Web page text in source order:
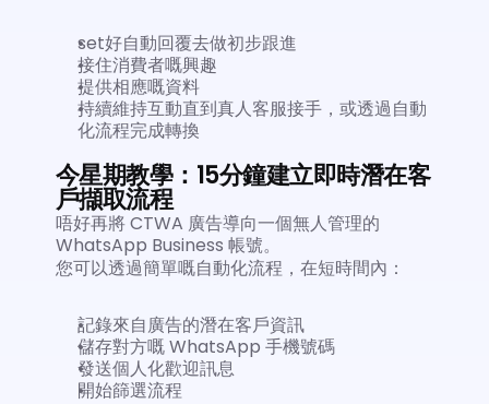
set好自動回覆去做初步跟進
接住消費者嘅興趣
提供相應嘅資料
持續維持互動直到真人客服接手，或透過自動
化流程完成轉換
今星期教學：15分鐘建立即時潛在客
戶擷取流程
唔好再將 CTWA 廣告導向一個無人管理的
WhatsApp Business 帳號。
您可以透過簡單嘅自動化流程，在短時間內：
記錄來自廣告的潛在客戶資訊
儲存對方嘅 WhatsApp 手機號碼
發送個人化歡迎訊息
開始篩選流程